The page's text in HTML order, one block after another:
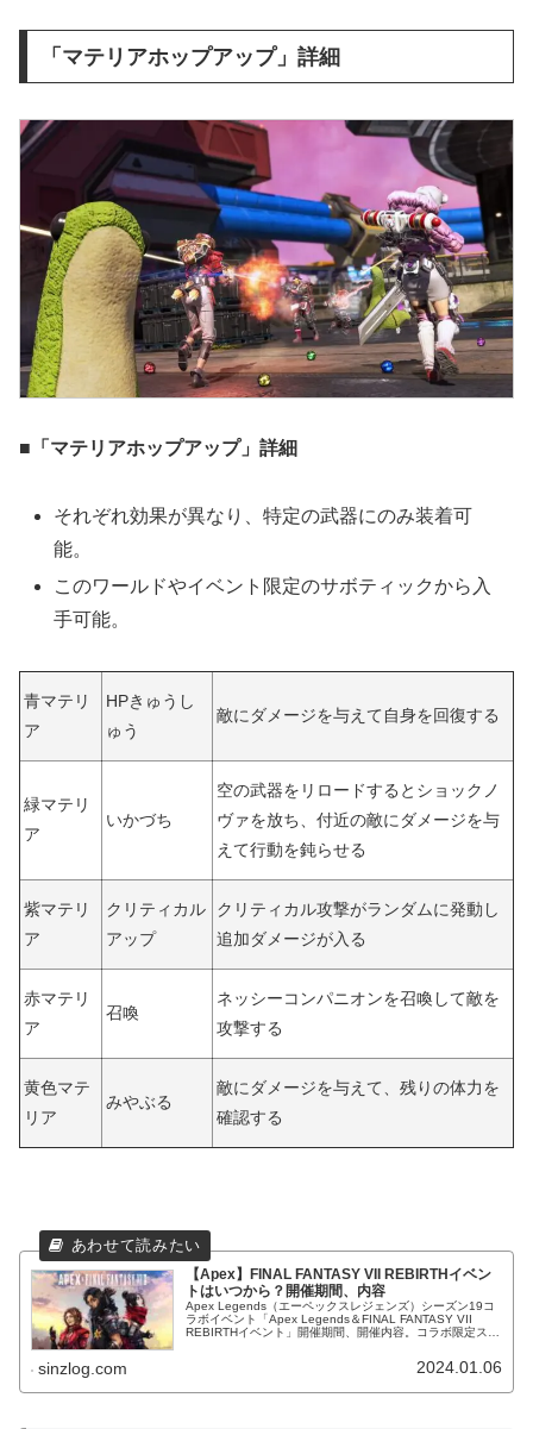
「マテリアホップアップ」詳細
■「マテリアホップアップ」詳細
それぞれ効果が異なり、特定の武器にのみ装着可
能。
このワールドやイベント限定のサボティックから入
手可能。
青マテリ
ア
HPきゅうし
ゅう
敵にダメージを与えて自身を回復する
緑マテリ
ア
いかづち
空の武器をリロードするとショックノ
ヴァを放ち、付近の敵にダメージを与
えて行動を鈍らせる
紫マテリ
ア
クリティカル
アップ
クリティカル攻撃がランダムに発動し
追加ダメージが入る
赤マテリ
ア
召喚
ネッシーコンパニオンを召喚して敵を
攻撃する
黄色マテ
リア
みやぶる
敵にダメージを与えて、残りの体力を
確認する
【Apex】FINAL FANTASY VII REBIRTHイベン
トはいつから？開催期間、内容
Apex Legends（エーペックスレジェンズ）シーズン19コ
ラボイベント「Apex Legends＆FINAL FANTASY VII
REBIRTHイベント」開催期間、開催内容。コラボ限定スキ
sinzlog.com 2024.01.06